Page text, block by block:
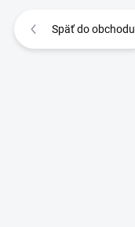
Späť do obchodu